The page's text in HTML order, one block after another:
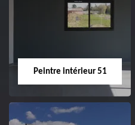
51
Peintre intérieur 51